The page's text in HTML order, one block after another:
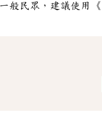
般民眾，建議使用《